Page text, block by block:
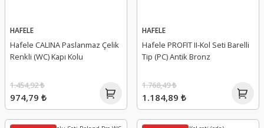
HAFELE
Hafele CALINA Paslanmaz Çelik
Renkli (WC) Kapı Kolu
974,79 ₺
1.454,92 ₺
HAFELE
Hafele PROFIT II-Kol Seti Barelli
Tip (PC) Antik Bronz
1.184,89 ₺
1.768,49 ₺